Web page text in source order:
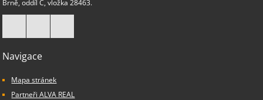
Brně, oddíl C, vložka 28463.
Navigace
Mapa stránek
Partneři ALVA REAL